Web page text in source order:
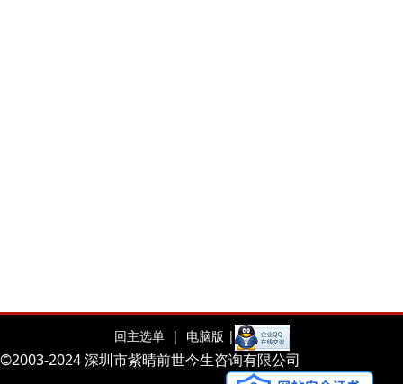
回主选单 | 电脑版 |
©2003-2024 深圳市紫晴前世今生咨询有限公司